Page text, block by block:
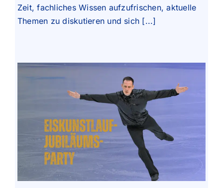
Zeit, fachliches Wissen aufzufrischen, aktuelle
Themen zu diskutieren und sich [...]